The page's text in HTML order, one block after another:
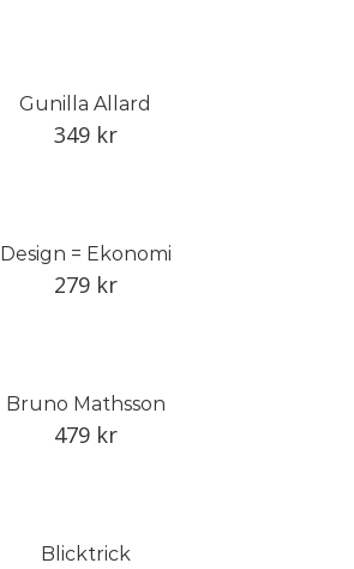
Gunilla Allard
349 kr
Design = Ekonomi
279 kr
Bruno Mathsson
479 kr
Blicktrick